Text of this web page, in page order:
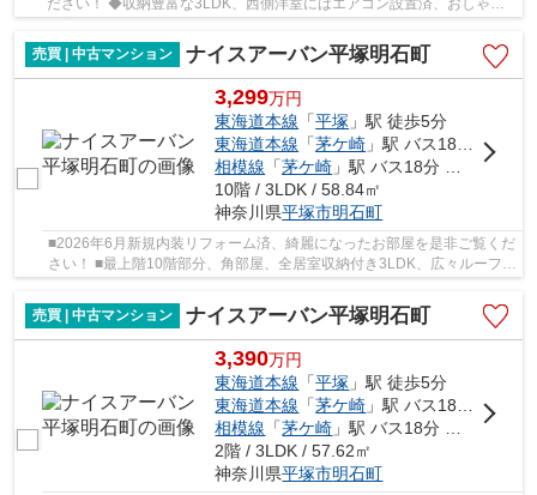
な家具付き♪ ◆総戸数414戸のビッグコミュニティ、...
売買 | 中古マンション
ナイスアーバン平塚明石町
3,299万円
東海道本線 「平塚 」駅 徒歩5分
東海道本線 「茅ケ崎 」駅 バス18分 「四ツ角（平塚市）」 停歩5分
相模線 「茅ケ崎 」駅 バス18分 「四ツ角（平塚市）」 停歩5分
10階 / 3LDK / 58.84㎡
神奈川県平塚市明石町
■2026年6月新規内装リフォーム済、綺麗になったお部屋を是非ご覧くだ
さい！ ■最上階10階部分、角部屋、全居室収納付き3LDK、広々ルーフバ
売買 | 中古マンション
ナイスアーバン平塚明石町
3,390万円
東海道本線 「平塚 」駅 徒歩5分
東海道本線 「茅ケ崎 」駅 バス18分 「四ツ角（平塚市）」 停歩5分
相模線 「茅ケ崎 」駅 バス18分 「四ツ角（平塚市）」 停歩5分
2階 / 3LDK / 57.62㎡
神奈川県平塚市明石町